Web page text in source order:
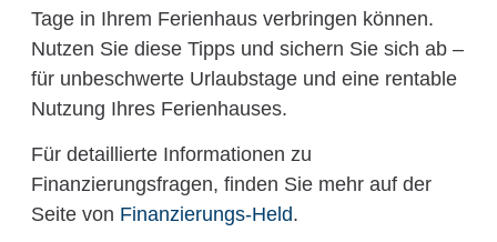
Tage in Ihrem Ferienhaus verbringen können.
Nutzen Sie diese Tipps und sichern Sie sich ab –
für unbeschwerte Urlaubstage und eine rentable
Nutzung Ihres Ferienhauses.
Für detaillierte Informationen zu
Finanzierungsfragen, finden Sie mehr auf der
Seite von Finanzierungs-Held.